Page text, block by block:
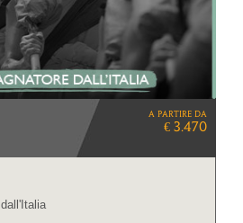
a partire da
€ 3.470